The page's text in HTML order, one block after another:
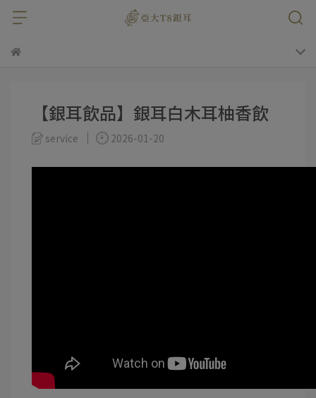
【銀耳飲品】銀耳白木耳柚香飲
service 2026-01-20